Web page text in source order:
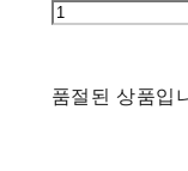
품절된 상품입